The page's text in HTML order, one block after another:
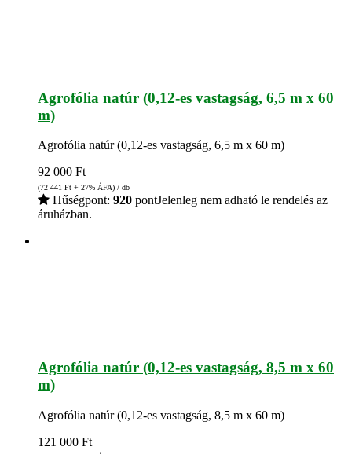
Agrofólia natúr (0,12-es vastagság, 6,5 m x 60
m)
Agrofólia natúr (0,12-es vastagság, 6,5 m x 60 m)
92 000 Ft
(72 441 Ft + 27% ÁFA) / db
Hűségpont: 920 pontJelenleg nem adható le rendelés az
áruházban.
Agrofólia natúr (0,12-es vastagság, 8,5 m x 60
m)
Agrofólia natúr (0,12-es vastagság, 8,5 m x 60 m)
121 000 Ft